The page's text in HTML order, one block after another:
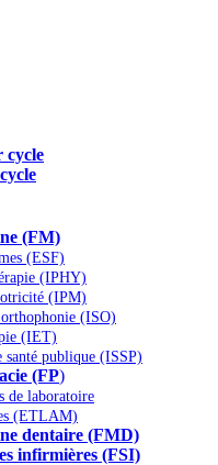
cycle
(FM)
(ESF)
(IPHY)
(IPM)
(ISO)
(IET)
publique (ISSP)
(FP)
de laboratoire
(ETLAM)
dentaire (FMD)
infirmières (FSI)